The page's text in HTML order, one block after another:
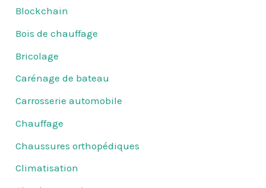
Blockchain
Bois de chauffage
Bricolage
Carénage de bateau
Carrosserie automobile
Chauffage
Chaussures orthopédiques
Climatisation